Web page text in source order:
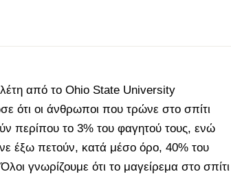
από το Ohio State University
ότι οι άνθρωποι που τρώνε στο σπίτι
περίπου το 3% του φαγητού τους, ενώ
έξω πετούν, κατά μέσο όρο, 40% του
γνωρίζουμε ότι το μαγείρεμα στο σπίτι